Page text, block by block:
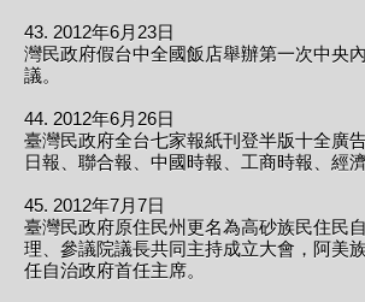
43. 2012年6月23日
灣民政府假台中全國飯店舉辦第一次中央
議。
44. 2012年6月26日
臺灣民政府全台七家報紙刊登半版十全廣
日報、聯合報、中國時報、工商時報、經
45. 2012年7月7日
臺灣民政府原住民州更名為高砂族民住民
理、參議院議長共同主持成立大會，阿美
任自治政府首任主席。